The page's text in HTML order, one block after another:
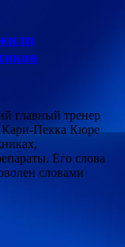
главный тренер
Пекка Кюре
Его слова
словами